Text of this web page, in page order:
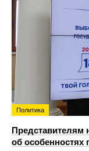
Политика
Представителям
об особенностях